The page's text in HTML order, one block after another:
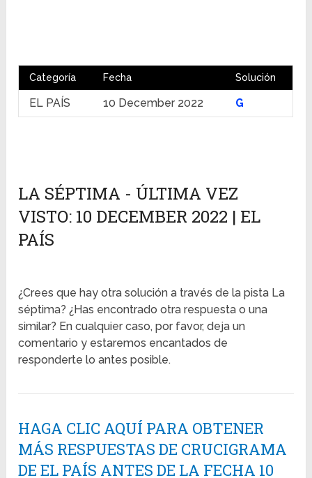
Categoría Fecha Solución
EL PAÍS 10 December 2022 G
LA SÉPTIMA - ÚLTIMA VEZ
VISTO: 10 DECEMBER 2022 | EL
PAÍS
¿Crees que hay otra solución a través de la pista La
séptima? ¿Has encontrado otra respuesta o una
similar? En cualquier caso, por favor, deja un
comentario y estaremos encantados de
responderte lo antes posible.
HAGA CLIC AQUÍ PARA OBTENER
MÁS RESPUESTAS DE CRUCIGRAMA
DE EL PAÍS ANTES DE LA FECHA 10